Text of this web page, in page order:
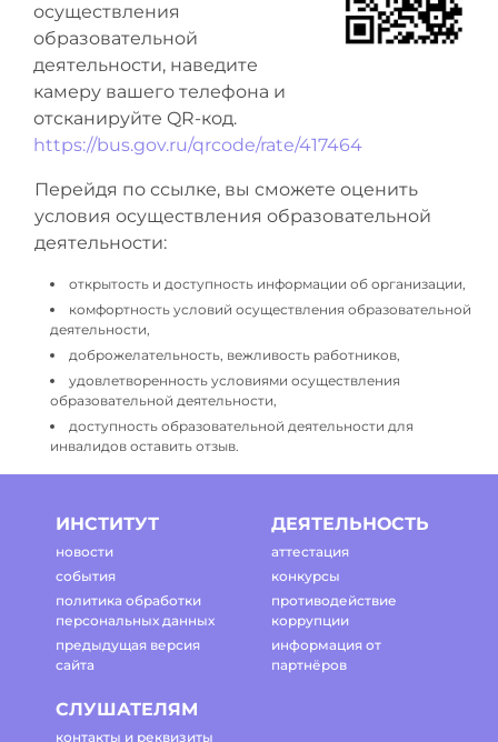
осуществления
образовательной
деятельности, наведите
камеру вашего телефона и
отсканируйте QR-код.
https://bus.gov.ru/qrcode/rate/417464
Перейдя по ссылке, вы сможете оценить
условия осуществления образовательной
деятельности:
открытость и доступность информации об организации,
комфортность условий осуществления образовательной
деятельности,
доброжелательность, вежливость работников,
удовлетворенность условиями осуществления
образовательной деятельности,
доступность образовательной деятельности для
инвалидов оставить отзыв.
ИНСТИТУТ
новости
события
политика обработки
персональных данных
предыдущая версия
сайта
ДЕЯТЕЛЬНОСТЬ
аттестация
конкурсы
противодействие
коррупции
информация от
партнёров
СЛУШАТЕЛЯМ
контакты и реквизиты